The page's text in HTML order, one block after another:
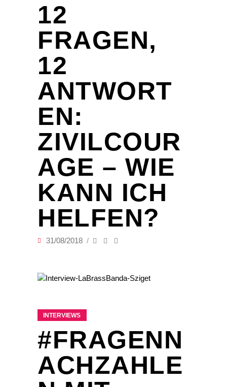
12
FRAGEN,
12
ANTWORT
EN:
ZIVILCOUR
AGE – WIE
KANN ICH
HELFEN?
31/08/2018
INTERVIEWS
#FRAGENN
ACHZAHLE